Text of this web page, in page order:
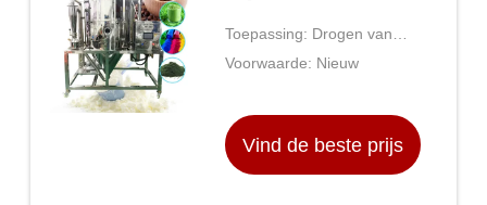
CE gecertificeerd
Toepassing: Drogen van
vloeibare materialen
Voorwaarde: Nieuw
Vind de beste prijs